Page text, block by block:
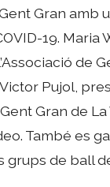
Gran amb
19. Maria
de
Pujol,
Gran de
També es
grups de ball